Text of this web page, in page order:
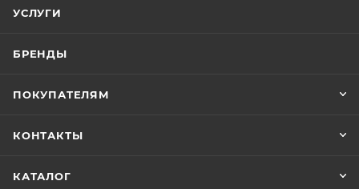
УСЛУГИ
БРЕНДЫ
ПОКУПАТЕЛЯМ
КОНТАКТЫ
КАТАЛОГ